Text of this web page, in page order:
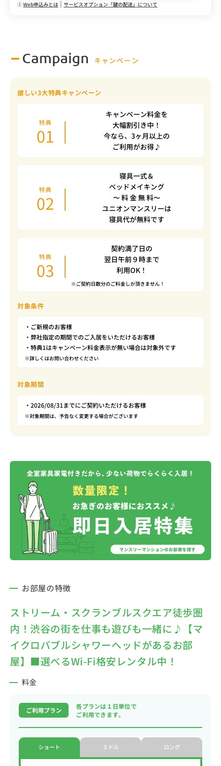
Web申込みとは サービスオプション「鍵の配送」について
Campaign キャンペーン
嬉しい3大特典キャンペーン
特典
01
キャンペーン料金を
大幅割引き中！
今なら、3ヶ月以上の
ご利用がお得♪
特典
02
寝具一式＆
ベッドメイキング
〜 料 金 無 料〜
ユニオンマンスリーは
寝具代が無料です
特典
03
契約満了日の
翌日午前９時まで
利用OK！
※ご契約日数分のご料金しか頂きません！
対象条件
・ご新規のお客様
・弊社指定の期間でのご入居をいただけるお客様
・特典1はキャンペーン料金表示が無い場合は対象外です
※詳しくはお問い合わせください
対象期間
・2026/08/31までにご契約いただけるお客様
※対象期間は、予告なく変更する場合がございます
お部屋の特徴
ストリーム・スクランブルスクエア徒歩圏
内！渋谷の街を仕事も遊びも一緒に♪【マ
イクロバブルシャワーヘッドがあるお部
屋】■選べるWi-Fi格安レンタル中！
料金
ご利用プラン
各プランは１日単位で
ご利用できます。
ショート ミドル ロング